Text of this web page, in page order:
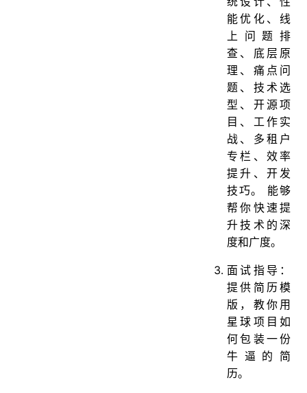
能优化、线
上问题排
查、底层原
理、痛点问
题、技术选
型、开源项
目、工作实
战、多租户
专栏、效率
提升、开发
技巧。 能够
帮你快速提
升技术的深
度和广度。
面试指导：
提供简历模
版，教你用
星球项目如
何包装一份
牛逼的简
历。